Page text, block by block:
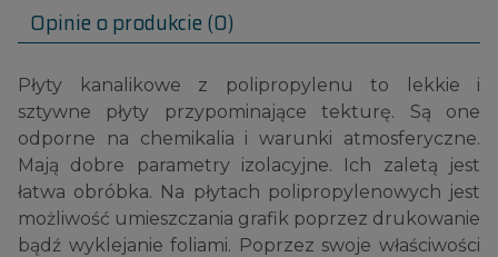
Opinie o produkcie (0)
Płyty kanalikowe z polipropylenu to lekkie i
sztywne płyty przypominające tekturę. Są one
odporne na chemikalia i warunki atmosferyczne.
Mają dobre parametry izolacyjne. Ich zaletą jest
łatwa obróbka. Na płytach polipropylenowych jest
możliwość umieszczania grafik poprzez drukowanie
bądź wyklejanie foliami. Poprzez swoje właściwości